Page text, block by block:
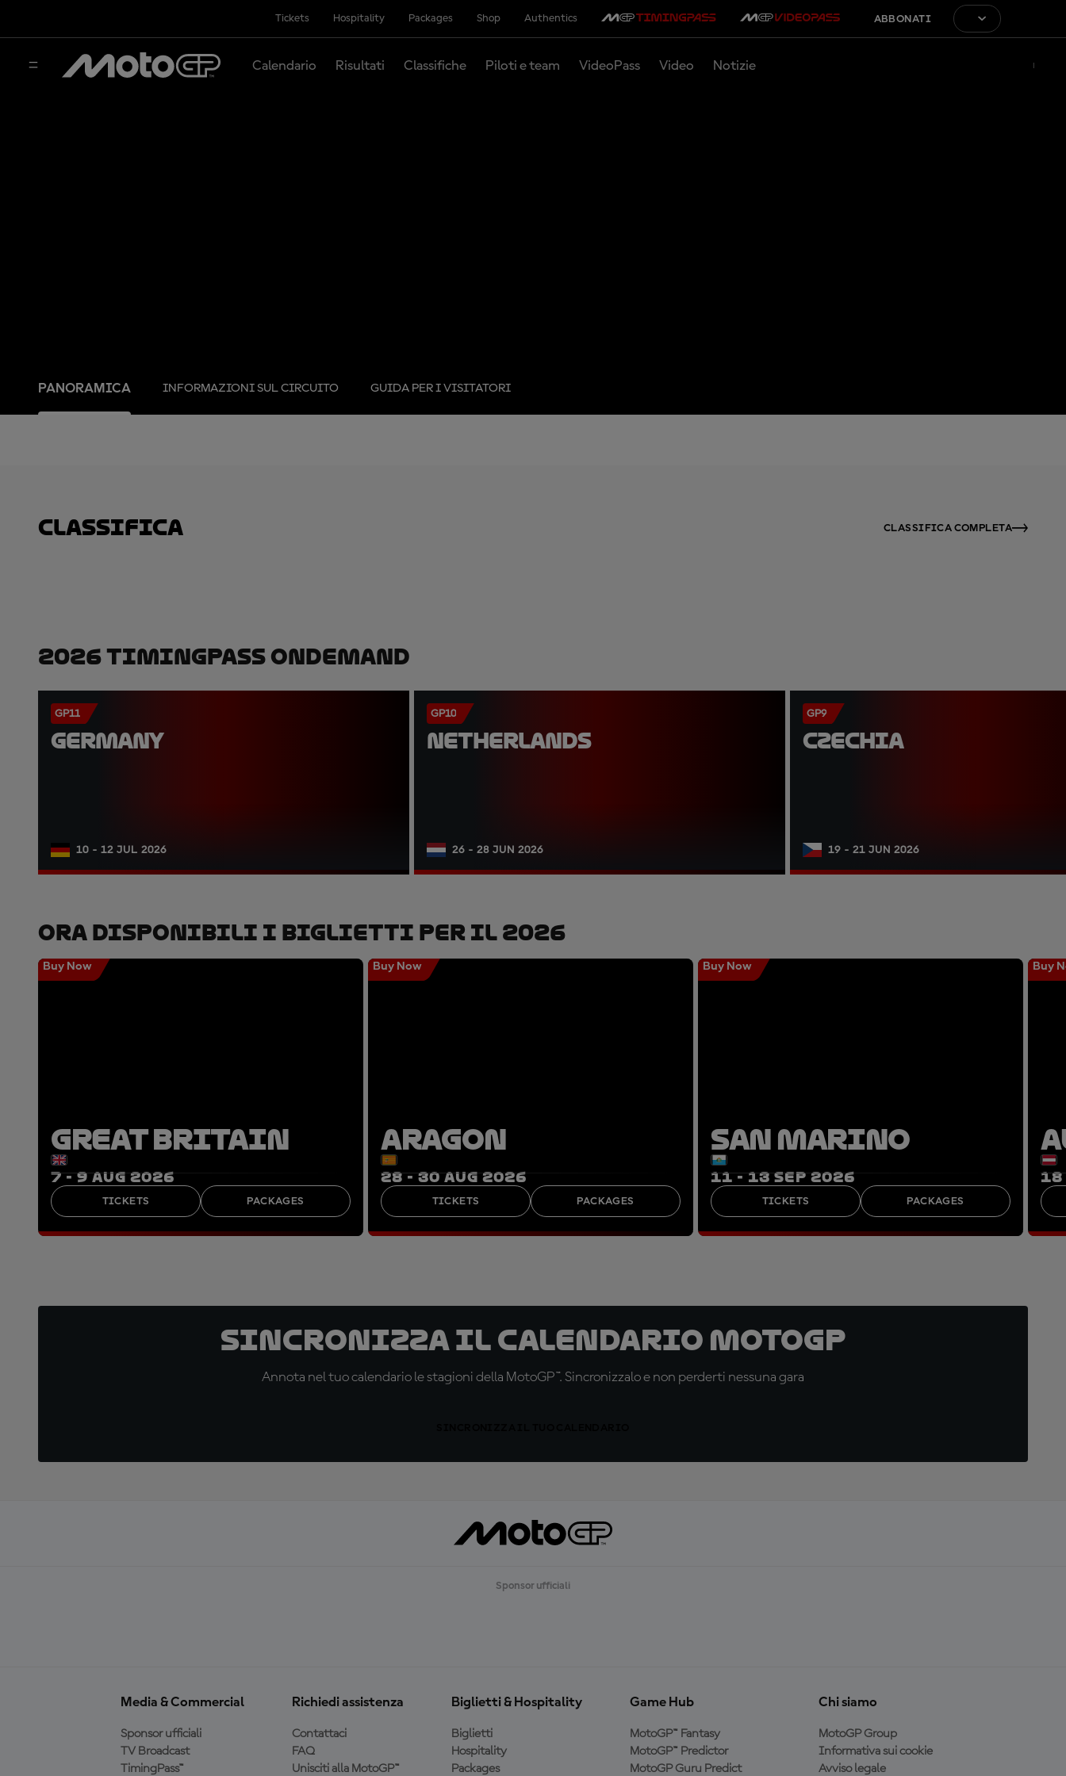
Tickets Hospitality Packages Shop Authentics ABBONATI
Calendario Risultati Classifiche Piloti e team VideoPass Video Notizie
PANORAMICA INFORMAZIONI SUL CIRCUITO GUIDA PER I VISITATORI
Classifica CLASSIFICA COMPLETA
2026 TimingPass OnDemand
GP11
GERMANY
10 - 12 JUL 2026
GP10
NETHERLANDS
26 - 28 JUN 2026
GP9
CZECHIA
19 - 21 JUN 2026
Ora Disponibili I Biglietti Per Il 2026
Buy Now
GREAT BRITAIN
7 - 9 AUG 2026
TICKETS PACKAGES
Buy Now
ARAGON
28 - 30 AUG 2026
TICKETS PACKAGES
Buy Now
SAN MARINO
11 - 13 SEP 2026
TICKETS PACKAGES
Buy
18
Sincronizza il calendario MotoGP
Annota nel tuo calendario le stagioni della MotoGP™. Sincronizzalo e non perderti nessuna gara
Sponsor ufficiali
Media & Commercial
Sponsor ufficiali
TV Broadcast
TimingPass™
Richiedi assistenza
Contattaci
FAQ
Unisciti alla MotoGP™
Biglietti & Hospitality
Biglietti
Hospitality
Packages
Game Hub
MotoGP™ Fantasy
MotoGP™ Predictor
MotoGP Guru Predict
Chi siamo
MotoGP Group
Informativa sui cookie
Avviso legale